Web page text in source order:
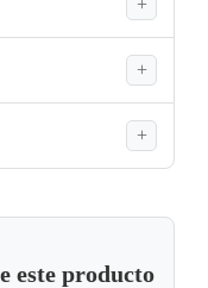
este producto